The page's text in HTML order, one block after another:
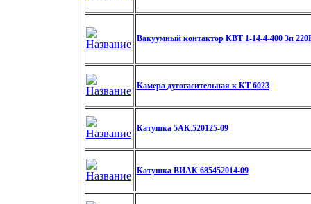
Вакуумный контактор КВТ 1-14-4-400 3п
Камера дугогасительная к КТ 6023
Катушка 5АК.520125-09
Катушка ВИАК 685452014-09